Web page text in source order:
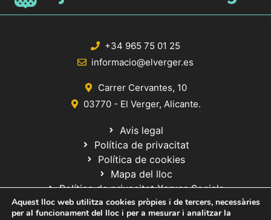
+34 965 75 01 25
informacio@elverger.es
Carrer Cervantes, 10
03770 - El Verger, Alicante.
Avis legal
Política de privacitat
Política de cookies
Mapa del lloc
Política de privacitat Xarxes Socials
Aquest lloc web utilitza cookies pròpies i de tercers, necessàries
per al funcionament del lloc i per a mesurar i analitzar la